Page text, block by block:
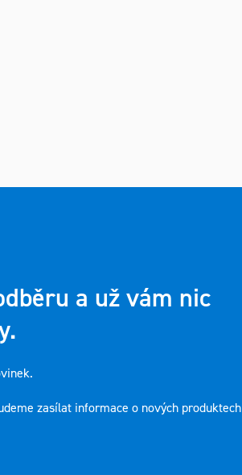
a už vám nic
zasílat informace o nových produktech